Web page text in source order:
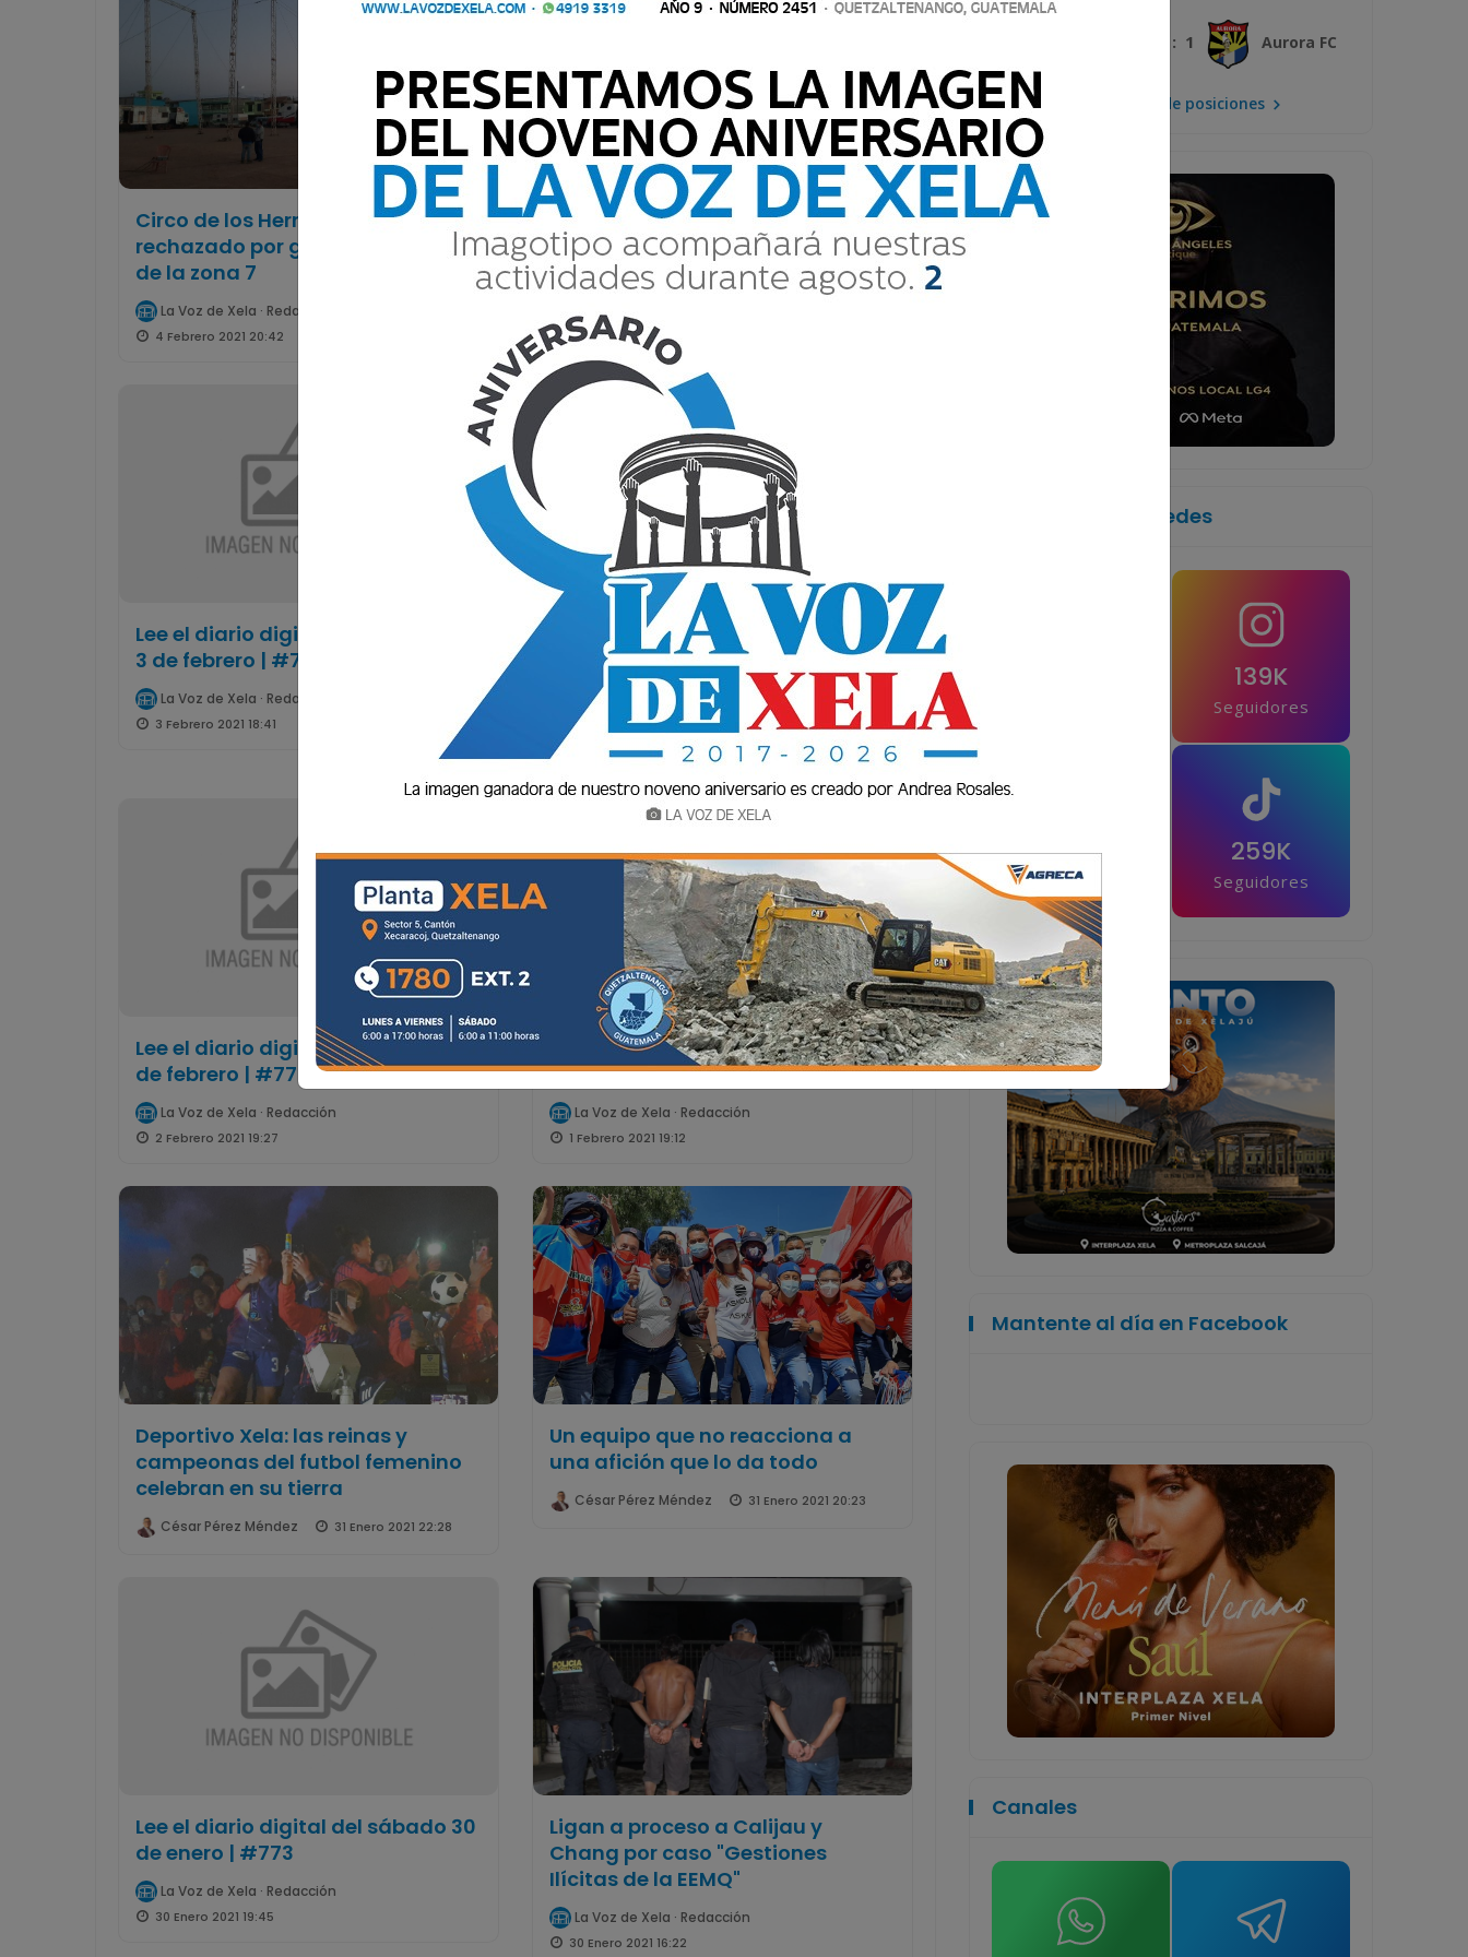
Circo de los Hermanos Ramos es
rechazado por grupo de vecinos
de la zona 7
La Voz de Xela · Redacción
4 Febrero 2021 20:42
Lee el diario digital del jueves 4 de
febrero | #777
La Voz de Xela · Redacción
4 Febrero 2021 19:32
Lee el diario digital del miércoles
3 de febrero | #776
La Voz de Xela · Redacción
3 Febrero 2021 18:41
La Voz de Xela en tres años y
medio llega a tener más de 400
mil seguidores
La Voz de Xela · Redacción
2 Febrero 2021 22:39
Lee el diario digital del martes 2
de febrero | #775
La Voz de Xela · Redacción
2 Febrero 2021 19:27
Lee el diario digital del lunes 1 de
febrero | #774
La Voz de Xela · Redacción
1 Febrero 2021 19:12
Deportivo Xela: las reinas y
campeonas del futbol femenino
celebran en su tierra
César Pérez Méndez 31 Enero 2021 22:28
Un equipo que no reacciona a
una afición que lo da todo
César Pérez Méndez 31 Enero 2021 20:23
Lee el diario digital del sábado 30
de enero | #773
La Voz de Xela · Redacción
30 Enero 2021 19:45
Ligan a proceso a Calijau y
Chang por caso "Gestiones
Ilícitas de la EEMQ"
La Voz de Xela · Redacción
30 Enero 2021 16:22
3 : 1 Aurora FC
Mira la tabla de posiciones
Síguenos en las redes
139K
Seguidores
42.5K
Seguidores
259K
Seguidores
Mantente al día en Facebook
Canales